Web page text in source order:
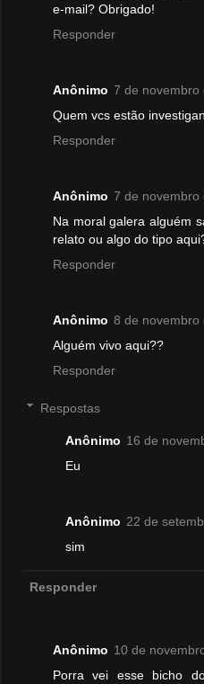
e-mail? Obrigado!
Responder
Anônimo 7 de novembro
Quem vcs estão
Responder
Anônimo 7 de novembro
Na moral galera alguém
relato ou algo do tipo
Responder
Anônimo 8 de novembro
Alguém vivo aqui??
Responder
Respostas
Anônimo 16 de
Eu
Anônimo 22 de
sim
Responder
Anônimo 10 de
Porra vei esse bicho